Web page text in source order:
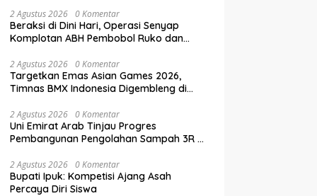
2 Agustus 2026 0 Komentar
Beraksi di Dini Hari, Operasi Senyap
Komplotan ABH Pembobol Ruko dan
Blambangan
2 Agustus 2026 0 Komentar
Targetkan Emas Asian Games 2026,
Timnas BMX Indonesia Digembleng di
2 Agustus 2026 0 Komentar
Uni Emirat Arab Tinjau Progres
Pembangunan Pengolahan Sampah 3R di
2 Agustus 2026 0 Komentar
Bupati Ipuk: Kompetisi Ajang Asah
Percaya Diri Siswa